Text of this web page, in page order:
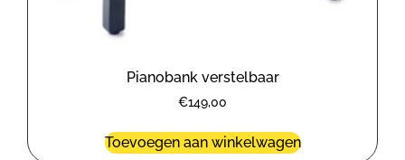
Pianobank verstelbaar
€149,00
Toevoegen aan winkelwagen